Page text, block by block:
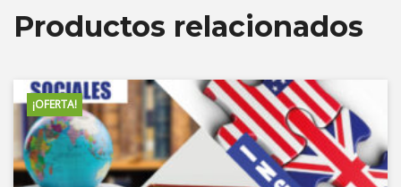
Productos relacionados
¡OFERTA!